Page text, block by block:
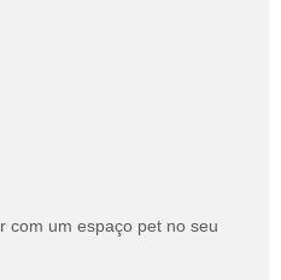
com um espaço pet no seu